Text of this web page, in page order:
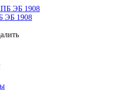
ЭБ 1908